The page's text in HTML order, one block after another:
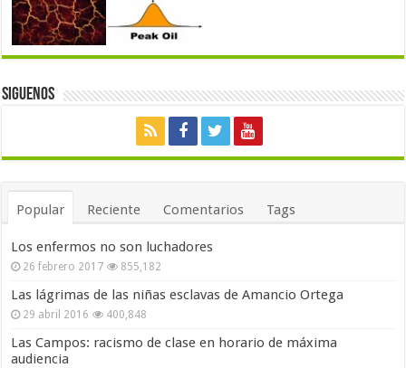
Siguenos
Popular Reciente Comentarios Tags
Los enfermos no son luchadores
26 febrero 2017 855,182
Las lágrimas de las niñas esclavas de Amancio Ortega
29 abril 2016 400,848
Las Campos: racismo de clase en horario de máxima
audiencia